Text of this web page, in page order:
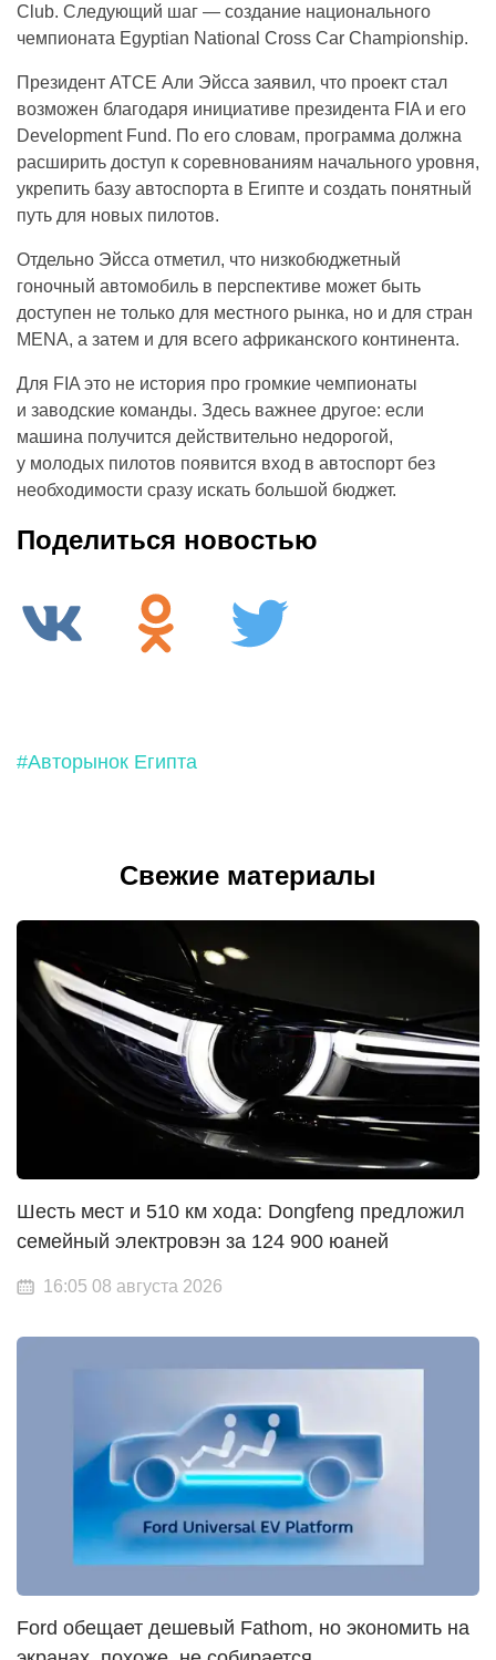
Club. Следующий шаг — создание национального
чемпионата Egyptian National Cross Car Championship.
Президент ATCE Али Эйсса заявил, что проект стал
возможен благодаря инициативе президента FIA и его
Development Fund. По его словам, программа должна
расширить доступ к соревнованиям начального уровня,
укрепить базу автоспорта в Египте и создать понятный
путь для новых пилотов.
Отдельно Эйсса отметил, что низкобюджетный
гоночный автомобиль в перспективе может быть
доступен не только для местного рынка, но и для стран
MENA, а затем и для всего африканского континента.
Для FIA это не история про громкие чемпионаты
и заводские команды. Здесь важнее другое: если
машина получится действительно недорогой,
у молодых пилотов появится вход в автоспорт без
необходимости сразу искать большой бюджет.
Поделиться новостью
#Авторынок Египта
Свежие материалы
Шесть мест и 510 км хода: Dongfeng предложил
семейный электровэн за 124 900 юаней
16:05 08 августа 2026
Ford обещает дешевый Fathom, но экономить на